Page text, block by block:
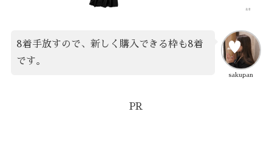
sakupan
8着手放すので、新しく購入できる枠も8着
です。
PR